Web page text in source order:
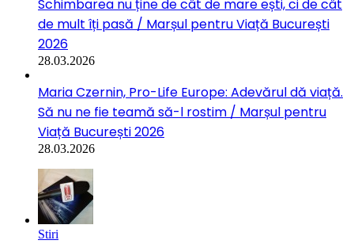
Schimbarea nu ține de cât de mare ești, ci de cât
de mult îți pasă / Marșul pentru Viață București
2026
28.03.2026
Maria Czernin, Pro-Life Europe: Adevărul dă viață.
Să nu ne fie teamă să-l rostim / Marșul pentru
Viață București 2026
28.03.2026
Stiri